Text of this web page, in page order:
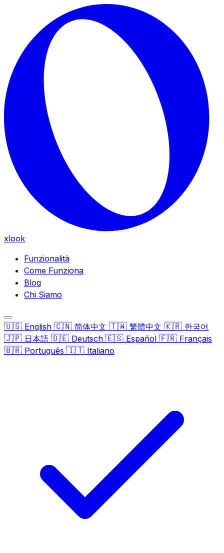
Skip to main content
xlook
Funzionalità
Come Funziona
Blog
Chi Siamo
🇺🇸 English 🇨🇳 简体中文 🇹🇼 繁體中文 🇰🇷 한국어
🇯🇵 日本語 🇩🇪 Deutsch 🇪🇸 Español 🇫🇷 Français
🇧🇷 Português 🇮🇹 Italiano